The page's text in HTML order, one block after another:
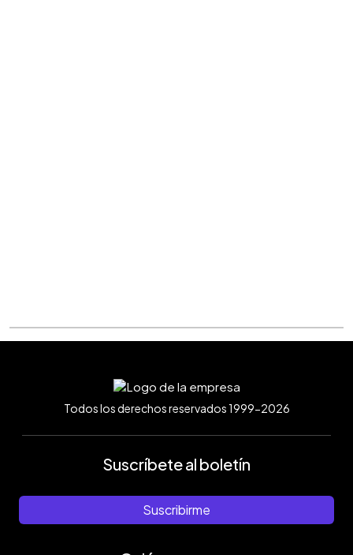
Todos los derechos reservados 1999-2026
Suscríbete al boletín
Suscribirme